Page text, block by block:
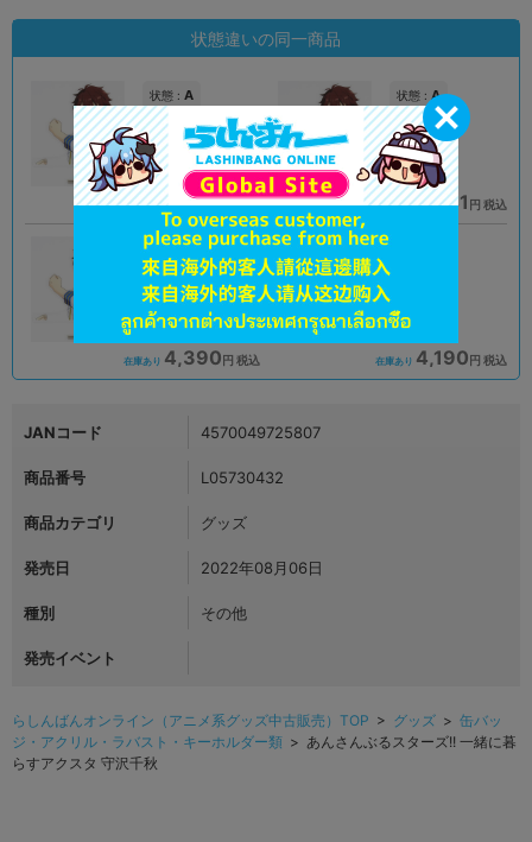
状態違いの同一商品
状態 : A
オンライン
品切状態 3,190円 税込
状態 : A
浜松店
在庫あり 4,041 円 税込
状態 : B
名古屋店本館
在庫あり 4,390円 税込 在庫あり 4,190円 税込
JANコード 4570049725807
商品番号 L05730432
商品カテゴリ グッズ
発売日 2022年08月06日
種別 その他
発売イベント
らしんばんオンライン（アニメ系グッズ中古販売）TOP > グッズ > 缶バッ
ジ・アクリル・ラバスト・キーホルダー類 > あんさんぶるスターズ!! 一緒に暮
らすアクスタ 守沢千秋